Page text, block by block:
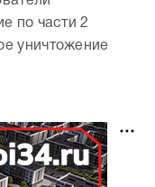
по части 2
уничтожение